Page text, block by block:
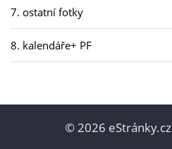
7. ostatní fotky
8. kalendáře+ PF
© 2026 eStránky.cz